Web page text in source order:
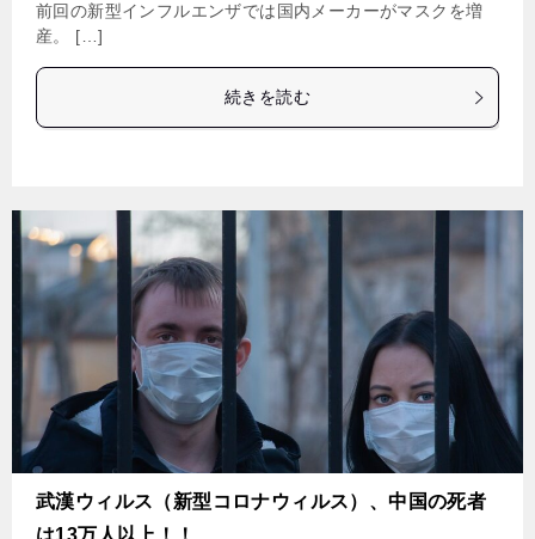
前回の新型インフルエンザでは国内メーカーがマスクを増
産。 […]
続きを読む
武漢ウィルス（新型コロナウィルス）、中国の死者
は13万人以上！！